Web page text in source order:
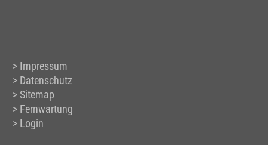
Impressum
Datenschutz
Sitemap
Fernwartung
Login